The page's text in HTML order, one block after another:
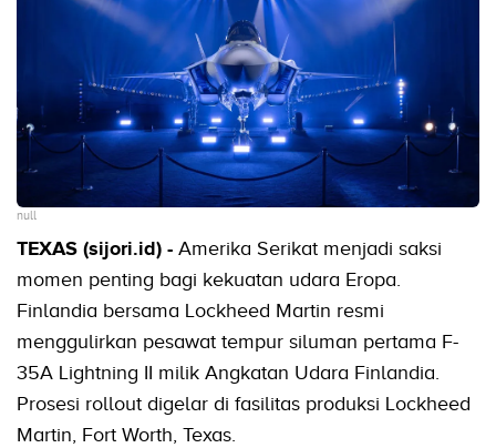
null
TEXAS (sijori.id) - Amerika Serikat menjadi saksi
momen penting bagi kekuatan udara Eropa.
Finlandia bersama Lockheed Martin resmi
menggulirkan pesawat tempur siluman pertama F-
35A Lightning II milik Angkatan Udara Finlandia.
Prosesi rollout digelar di fasilitas produksi Lockheed
Martin, Fort Worth, Texas.